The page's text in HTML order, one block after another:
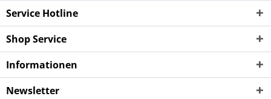
Service Hotline
Shop Service
Informationen
Newsletter